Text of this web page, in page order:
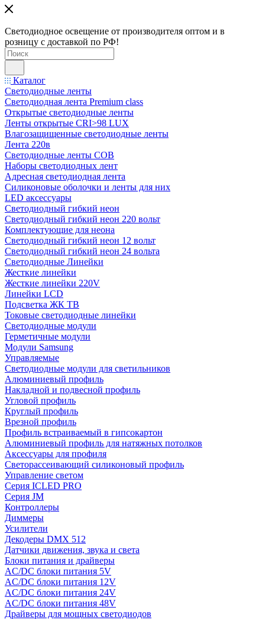
Светодиодное освещение от производителя оптом и в
розницу с доставкой по РФ!
Каталог
Светодиодные ленты
Светодиодная лента Premium class
Открытые светодиодные ленты
Ленты открытые CRI>98 LUX
Влагозащищенные светодиодные ленты
Лента 220в
Светодиодные ленты COB
Наборы светодиодных лент
Адресная светодиодная лента
Силиконовые оболочки и ленты для них
LED аксессуары
Светодиодный гибкий неон
Светодиодный гибкий неон 220 вольт
Комплектующие для неона
Светодиодный гибкий неон 12 вольт
Светодиодный гибкий неон 24 вольта
Светодиодные Линейки
Жесткие линейки
Жесткие линейки 220V
Линейки LCD
Подсветка ЖК ТВ
Токовые светодиодные линейки
Светодиодные модули
Герметичные модули
Модули Samsung
Управляемые
Светодиодные модули для светильников
Алюминиевый профиль
Накладной и подвесной профиль
Угловой профиль
Круглый профиль
Врезной профиль
Профиль встраиваемый в гипсокартон
Алюминиевый профиль для натяжных потолков
Аксессуары для профиля
Светорассеивающий силиконовый профиль
Управление светом
Серия ICLED PRO
Серия JM
Контроллеры
Диммеры
Усилители
Декодеры DMX 512
Датчики движения, звука и света
Блоки питания и драйверы
AC/DC блоки питания 5V
AC/DC блоки питания 12V
AC/DC блоки питания 24V
AC/DC блоки питания 48V
Драйверы для мощных светодиодов